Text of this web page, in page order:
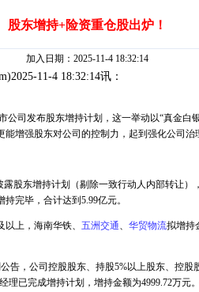
股东增持+险资重仓股出炉！
加入日期：2025-11-4 18:32:14
11-4 18:32:14讯：
公司发布股东增持计划，这一举动以“真金白
增强股东对公司的控制力，起到强化公司治
露股东增持计划（剔除一致行动人内部转让）
完毕，合计达到5.99亿元。
上，海南华铁、 五洲交通、 华贸物流拟增持
告，公司控股股东、持股5%以上股东、控
理已完成增持计划，增持金额为4999.72万元